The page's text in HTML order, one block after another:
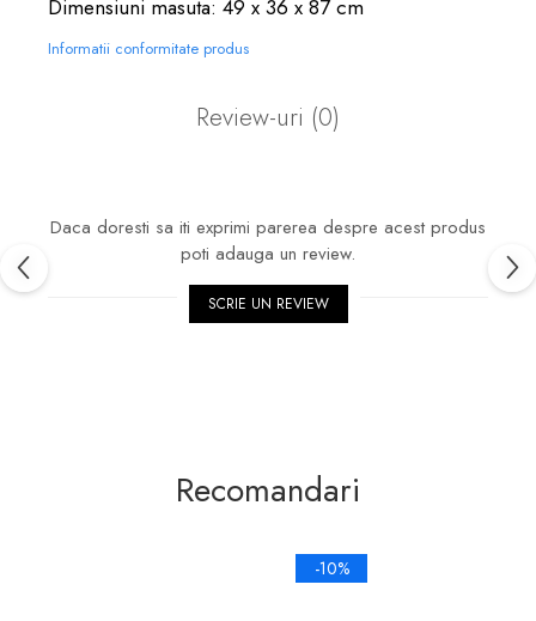
Dimensiuni masuta: 49 x 36 x 87 cm
Informatii conformitate produs
Review-uri (0)
Daca doresti sa iti exprimi parerea despre acest produs
poti adauga un review.
SCRIE UN REVIEW
Recomandari
-10%